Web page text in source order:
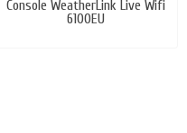
Console WeatherLink Live Wifi
6100EU